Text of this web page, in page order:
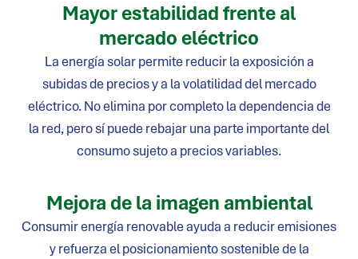
Mayor estabilidad frente al
mercado eléctrico
La energía solar permite reducir la exposición a
subidas de precios y a la volatilidad del mercado
eléctrico. No elimina por completo la dependencia de
la red, pero sí puede rebajar una parte importante del
consumo sujeto a precios variables.
Mejora de la imagen ambiental
Consumir energía renovable ayuda a reducir emisiones
y refuerza el posicionamiento sostenible de la